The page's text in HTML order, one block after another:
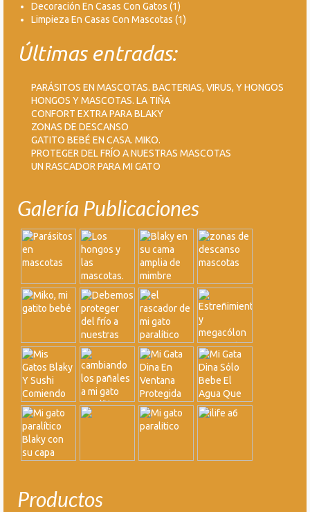
Decoración En Casas Con Gatos (1)
Limpieza En Casas Con Mascotas (1)
Últimas entradas:
PARÁSITOS EN MASCOTAS. BACTERIAS, VIRUS, Y HONGOS
HONGOS Y MASCOTAS. LA TIÑA
CONFORT EXTRA PARA BLAKY
ZONAS DE DESCANSO
GATITO BEBÉ EN CASA. MIKO.
PROTEGER DEL FRÍO A NUESTRAS MASCOTAS
UN RASCADOR PARA MI GATO
Galería Publicaciones
Productos